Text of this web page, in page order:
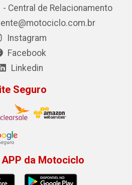
Central de Relacionamento
Instagram
Facebook
Linkedin
Seguro
da Motociclo